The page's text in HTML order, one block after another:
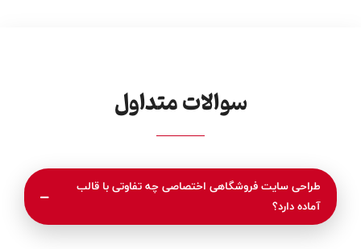
سوالات متداول
طراحی سایت فروشگاهی اختصاصی چه تفاوتی با قالب
آماده دارد؟